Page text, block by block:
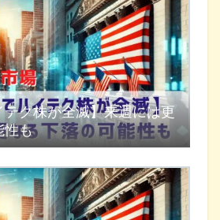
テク株が全滅】来週には更
性も